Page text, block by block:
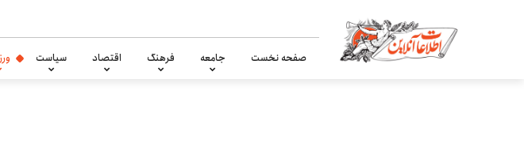
صفحه نخست جامعه فرهنگ اقتصاد سیاست